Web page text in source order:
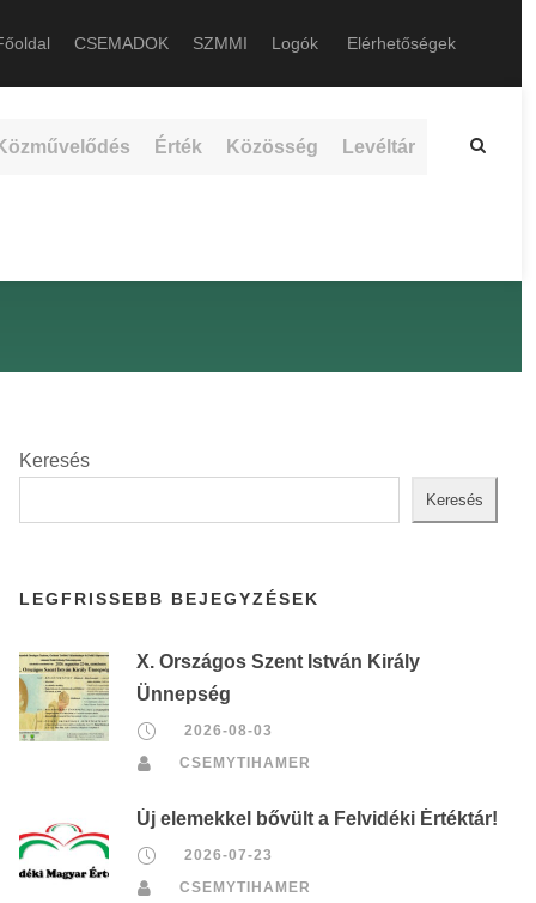
CSEMADOK SZMMI Logók Elérhetőségek
Érték Közösség Levéltár
Keresés
Keresés
LEGFRISSEBB BEJEGYZÉSEK
X. Országos Szent István Király
Ünnepség
2026-08-03
CSEMYTIHAMER
Új elemekkel bővült a Felvidéki Értéktár!
2026-07-23
CSEMYTIHAMER